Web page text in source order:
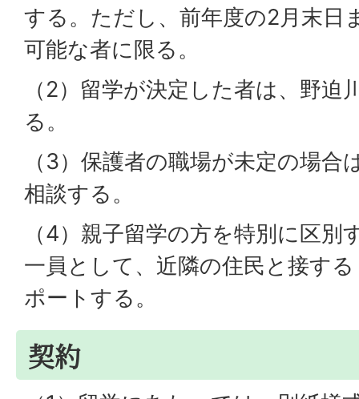
する。ただし、前年度の2月末日
可能な者に限る。
（2）留学が決定した者は、野迫
る。
（3）保護者の職場が未定の場
相談する。
（4）親子留学の方を特別に区
一員として、近隣の住民と接す
ポートする。
契約